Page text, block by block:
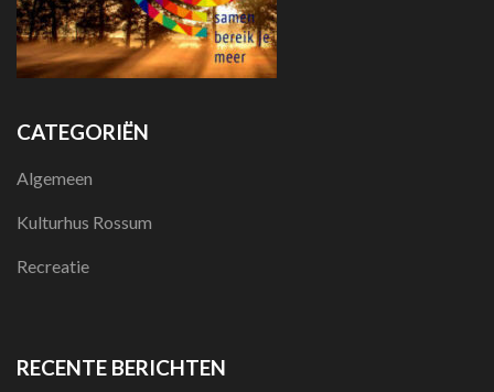
CATEGORIËN
Algemeen
Kulturhus Rossum
Recreatie
RECENTE BERICHTEN